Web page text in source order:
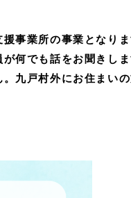
事業所の事業となりま
何でも話をお聞きしま
戸村外にお住まいの